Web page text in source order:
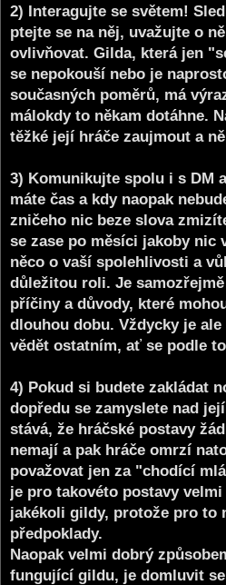
2) Interagujte se světem!
ptejte se na něj, uvažujte o
ovlivňovat. Gilda, která jen
se nepokouší nebo je
současných poměrů, má
málokdy to někam dotáhne.
těžké její hráče zaujmout a
3) Komunikujte spolu i s DM
máte čas a kdy naopak
zničeho nic beze slova
se zase po měsíci jakoby nic
něco o vaší spolehlivosti a
důležitou roli. Je
příčiny a důvody, které
dlouhou dobu. Vždycky je
vědět ostatním, ať se podle
4) Pokud si budete zakládat
dopředu se zamyslete nad
stává, že hráčské postavy
nemají a pak hráče omrzí
považovat jen za "chodící
je pro takovéto postavy
jakékoli gildy, protože pro to
předpoklady.
Naopak velmi dobrý
fungující gildu, je domluvit